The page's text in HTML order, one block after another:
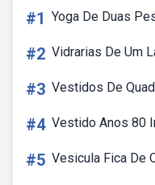
#1 Yoga De Duas
#2 Vidrarias De Um
#3 Vestidos De
#4 Vestido Anos 80
#5 Vesicula Fica De